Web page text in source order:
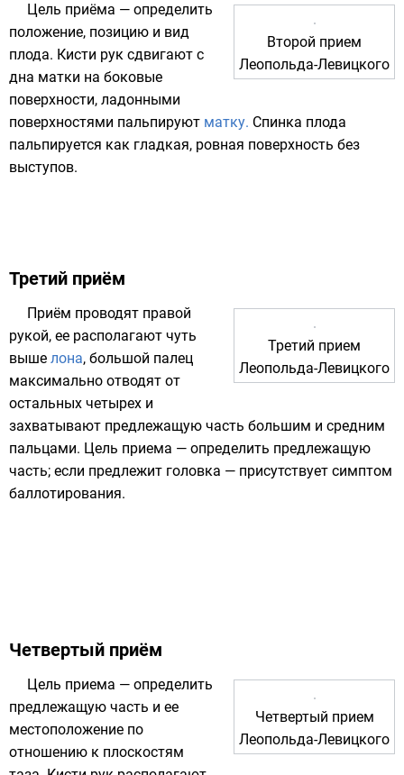
Второй прием
Леопольда-Левицкого
Цель приёма — определить
положение, позицию и вид
плода. Кисти рук сдвигают с
дна матки на боковые
поверхности, ладонными
поверхностями пальпируют матку. Спинка плода
пальпируется как гладкая, ровная поверхность без
выступов.
Третий приём
Третий прием
Леопольда-Левицкого
Приём проводят правой
рукой, ее располагают чуть
выше лона, большой палец
максимально отводят от
остальных четырех и
захватывают предлежащую часть большим и средним
пальцами. Цель приема — определить предлежащую
часть; если предлежит головка — присутствует симптом
баллотирования.
Четвертый приём
Четвертый прием
Леопольда-Левицкого
Цель приема — определить
предлежащую часть и ее
местоположение по
отношению к плоскостям